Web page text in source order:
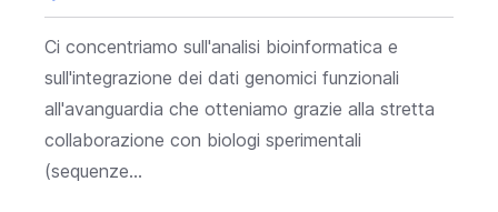
Ci concentriamo sull'analisi bioinformatica e
sull'integrazione dei dati genomici funzionali
all'avanguardia che otteniamo grazie alla stretta
collaborazione con biologi sperimentali
(sequenze...